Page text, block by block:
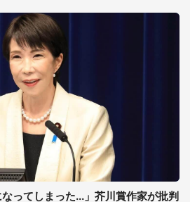
なってしまった...」芥川賞作家が批判